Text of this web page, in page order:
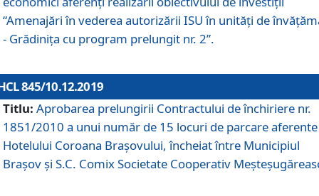
“Amenajări în vederea autorizării ISU în unități de
- Grădinița cu program prelungit nr. 2”.
845/10.12.2019
Titlu: Aprobarea prelungirii Contractului de închiriere nr.
1851/2010 a unui număr de 15 locuri de parcare aferente
Hotelului Coroana Brașovului, încheiat între Municipiul
Braşov şi S.C. Comix Societate Cooperativ